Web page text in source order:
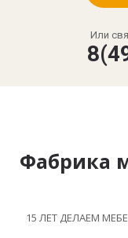
Или
Фабрика
15 ЛЕТ ДЕЛАЕМ